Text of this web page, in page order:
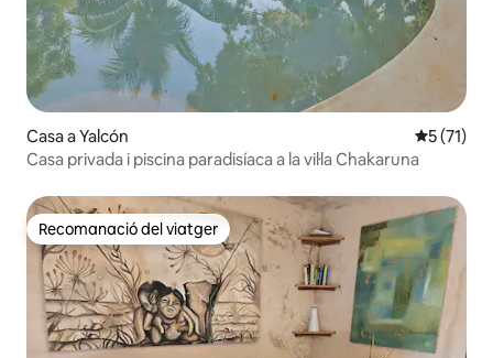
Casa a Yalcón 5 de
5 (71)
Casa privada i piscina paradisíaca a la vil·la Chakaruna
Recomanació del viatger
Recomanació del viatger